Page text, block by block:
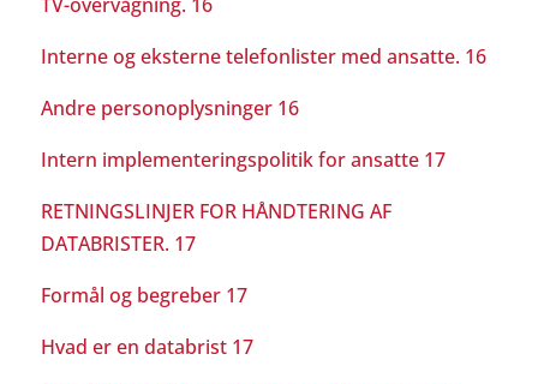
Interne og eksterne telefonlister med ansatte. 16
Andre personoplysninger 16
Intern implementeringspolitik for ansatte 17
RETNINGSLINJER FOR HÅNDTERING AF
DATABRISTER. 17
Formål og begreber 17
Hvad er en databrist 17